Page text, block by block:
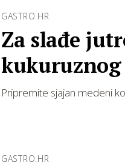
GASTRO.HR
Za slađe
kukuruznog
Pripremite sjajan medeni
GASTRO.HR